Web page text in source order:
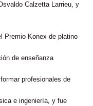
Calzetta Larrieu, y
Premio Konex de platino
de enseñanza
profesionales de
e ingeniería, y fue